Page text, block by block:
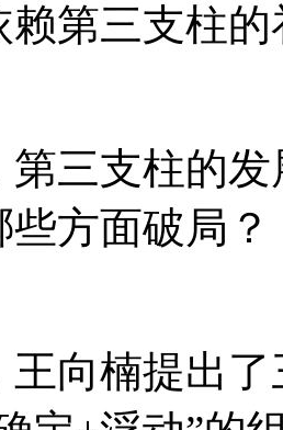
赖第三支柱的
支柱的发
方面破局？
楠提出了